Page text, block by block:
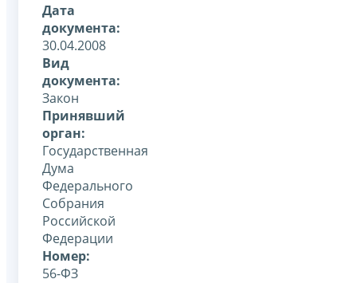
Дата
документа:
30.04.2008
Вид
документа:
Закон
Принявший
орган:
Государственная
Дума
Федерального
Собрания
Российской
Федерации
Номер:
56-ФЗ